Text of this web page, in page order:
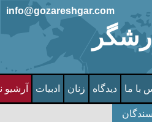
info@gozareshgar.com
با ما دیدگاه زنان ادبیات آرشیو